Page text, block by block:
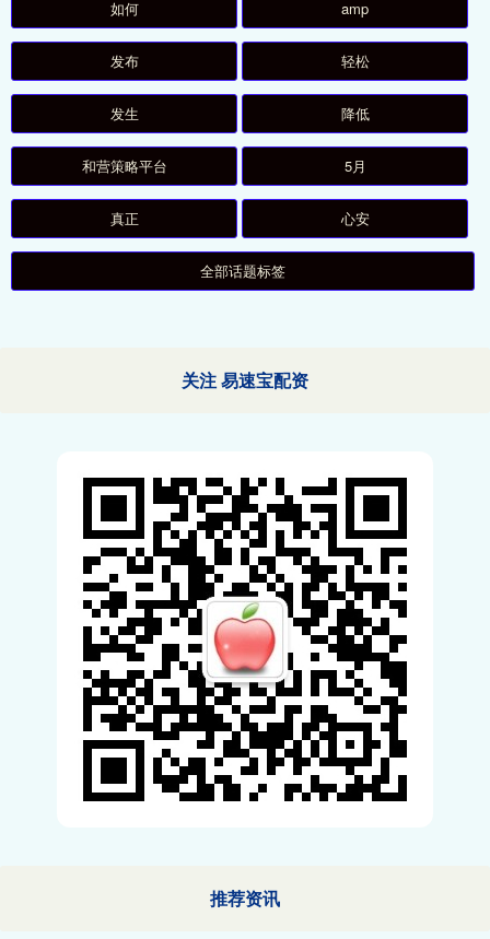
如何 amp
发布 轻松
发生 降低
和营策略平台 5月
真正 心安
全部话题标签
关注 易速宝配资
推荐资讯